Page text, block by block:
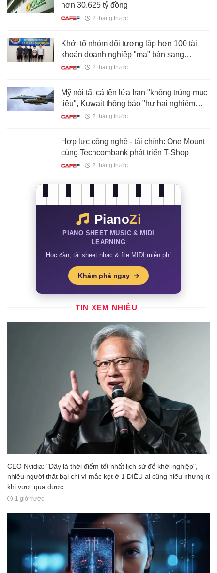
hơn 30.625 tỷ đồng
2 tháng trước
Khởi tố nhóm đối tượng lập hơn 100 tài
khoản doanh nghiệp "ma" bán sang
Campuchia2 tháng trước
Mỹ nói tất cả tên lửa Iran "không trúng mục
tiêu", Kuwait thông báo "hư hại nghiêm
trọng"
2 tháng trước
Hợp lực công nghệ - tài chính: One Mount
cùng Techcombank phát triển T-Shop
2 tháng trước
PianoZi
PIANO SHEET MUSIC & MIDI
LEARNING
Học đàn, tải sheet nhạc & file MIDI miễn phí
Khám phá ngay
TIN XEM NHIỀU
CEO Nvidia: "Đây là thời điểm tốt nhất lịch sử để khởi nghiệp",
nhiều người thất bại chỉ vì mắc kẹt ở 1 ĐIỀU ai cũng hiểu nhưng ít
khi vượt qua được
1 giờ trước